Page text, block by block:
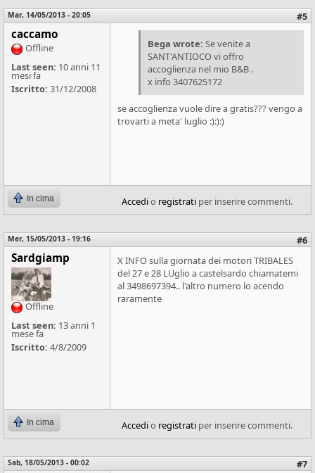
Mar, 14/05/2013 - 20:05 #5
caccamo
Offline
Last seen: 10 anni 11
mesi fa
Iscritto: 31/12/2008
Bega wrote: Se venite a
SANT'ANTIOCO vi offro
accoglienza nel mio B&B .
x info 3407625172
se accoglienza vuole dire a gratis??? vengo a
trovarti a meta' luglio :):):)
In cima Accedio registrati per inserire commenti.
Mer, 15/05/2013 - 19:16 #6
Sardgiamp
Offline
Last seen: 13 anni 1
mese fa
Iscritto: 4/8/2009
X INFO sulla giornata dei motori TRIBALES
del 27 e 28 LUglio a castelsardo chiamatemi
al 3498697394.. l'altro numero lo acendo
raramente
In cima Accedio registrati per inserire commenti.
Sab, 18/05/2013 - 00:02 #7